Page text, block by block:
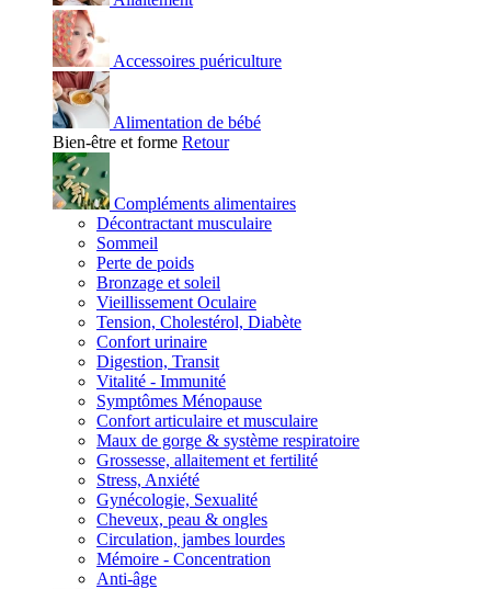
Accessoires puériculture
Alimentation de bébé
Bien-être et forme Retour
Compléments alimentaires
Décontractant musculaire
Sommeil
Perte de poids
Bronzage et soleil
Vieillissement Oculaire
Tension, Cholestérol, Diabète
Confort urinaire
Digestion, Transit
Vitalité - Immunité
Symptômes Ménopause
Confort articulaire et musculaire
Maux de gorge & système respiratoire
Grossesse, allaitement et fertilité
Stress, Anxiété
Gynécologie, Sexualité
Cheveux, peau & ongles
Circulation, jambes lourdes
Mémoire - Concentration
Anti-âge